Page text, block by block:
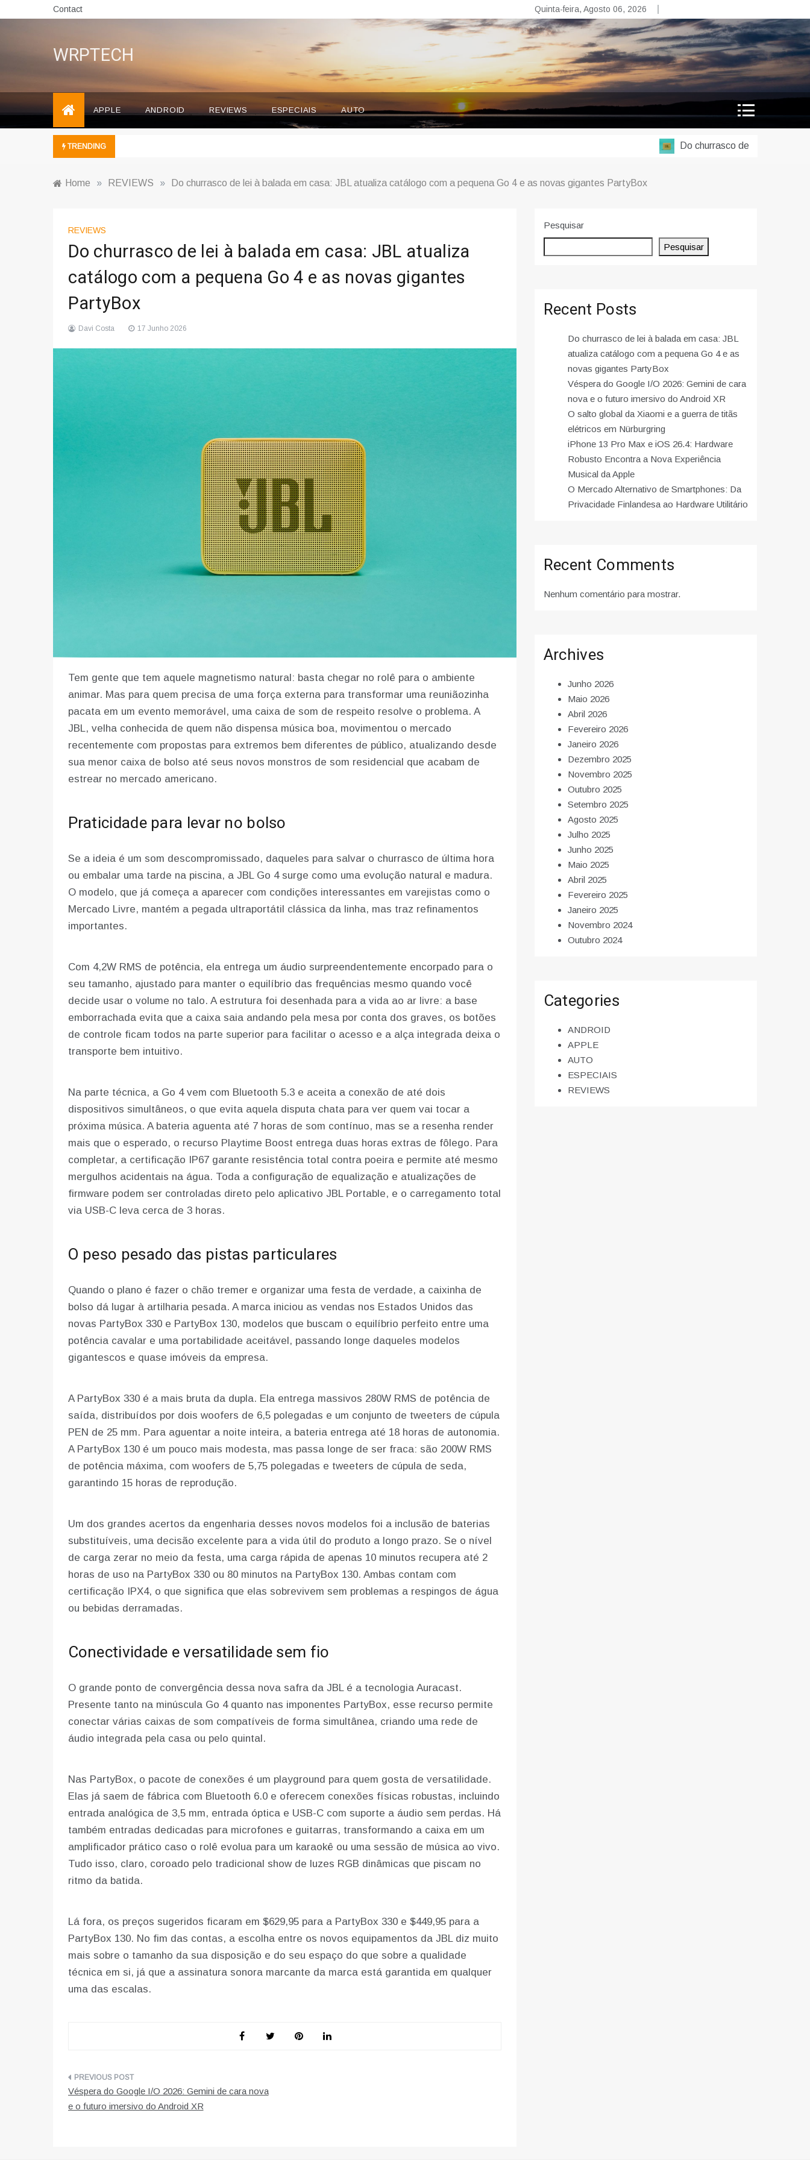
to
Contact Quinta-feira, Agosto 06, 2026
WRPTECH
APPLE ANDROID REVIEWS ESPECIAIS AUTO
TRENDING Do churrasco de lei à balada em
Home » REVIEWS » Do churrasco de lei à balada em casa: JBL atualiza catálogo com a pequena Go 4 e as novas gigantes PartyBox
REVIEWS
Do churrasco de lei à balada em casa: JBL atualiza
catálogo com a pequena Go 4 e as novas gigantes
PartyBox
Davi Costa 17 Junho 2026
Tem gente que tem aquele magnetismo natural: basta chegar no rolê para o ambiente
animar. Mas para quem precisa de uma força externa para transformar uma reuniãozinha
pacata em um evento memorável, uma caixa de som de respeito resolve o problema. A
JBL, velha conhecida de quem não dispensa música boa, movimentou o mercado
recentemente com propostas para extremos bem diferentes de público, atualizando desde
sua menor caixa de bolso até seus novos monstros de som residencial que acabam de
estrear no mercado americano.
Praticidade para levar no bolso
Se a ideia é um som descompromissado, daqueles para salvar o churrasco de última hora
ou embalar uma tarde na piscina, a JBL Go 4 surge como uma evolução natural e madura.
O modelo, que já começa a aparecer com condições interessantes em varejistas como o
Mercado Livre, mantém a pegada ultraportátil clássica da linha, mas traz refinamentos
importantes.
Com 4,2W RMS de potência, ela entrega um áudio surpreendentemente encorpado para o
seu tamanho, ajustado para manter o equilíbrio das frequências mesmo quando você
decide usar o volume no talo. A estrutura foi desenhada para a vida ao ar livre: a base
emborrachada evita que a caixa saia andando pela mesa por conta dos graves, os botões
de controle ficam todos na parte superior para facilitar o acesso e a alça integrada deixa o
transporte bem intuitivo.
Na parte técnica, a Go 4 vem com Bluetooth 5.3 e aceita a conexão de até dois
dispositivos simultâneos, o que evita aquela disputa chata para ver quem vai tocar a
próxima música. A bateria aguenta até 7 horas de som contínuo, mas se a resenha render
mais que o esperado, o recurso Playtime Boost entrega duas horas extras de fôlego. Para
completar, a certificação IP67 garante resistência total contra poeira e permite até mesmo
mergulhos acidentais na água. Toda a configuração de equalização e atualizações de
firmware podem ser controladas direto pelo aplicativo JBL Portable, e o carregamento total
via USB-C leva cerca de 3 horas.
O peso pesado das pistas particulares
Quando o plano é fazer o chão tremer e organizar uma festa de verdade, a caixinha de
bolso dá lugar à artilharia pesada. A marca iniciou as vendas nos Estados Unidos das
novas PartyBox 330 e PartyBox 130, modelos que buscam o equilíbrio perfeito entre uma
potência cavalar e uma portabilidade aceitável, passando longe daqueles modelos
gigantescos e quase imóveis da empresa.
A PartyBox 330 é a mais bruta da dupla. Ela entrega massivos 280W RMS de potência de
saída, distribuídos por dois woofers de 6,5 polegadas e um conjunto de tweeters de cúpula
PEN de 25 mm. Para aguentar a noite inteira, a bateria entrega até 18 horas de autonomia.
A PartyBox 130 é um pouco mais modesta, mas passa longe de ser fraca: são 200W RMS
de potência máxima, com woofers de 5,75 polegadas e tweeters de cúpula de seda,
garantindo 15 horas de reprodução.
Um dos grandes acertos da engenharia desses novos modelos foi a inclusão de baterias
substituíveis, uma decisão excelente para a vida útil do produto a longo prazo. Se o nível
de carga zerar no meio da festa, uma carga rápida de apenas 10 minutos recupera até 2
horas de uso na PartyBox 330 ou 80 minutos na PartyBox 130. Ambas contam com
certificação IPX4, o que significa que elas sobrevivem sem problemas a respingos de água
ou bebidas derramadas.
Conectividade e versatilidade sem fio
O grande ponto de convergência dessa nova safra da JBL é a tecnologia Auracast.
Presente tanto na minúscula Go 4 quanto nas imponentes PartyBox, esse recurso permite
conectar várias caixas de som compatíveis de forma simultânea, criando uma rede de
áudio integrada pela casa ou pelo quintal.
Nas PartyBox, o pacote de conexões é um playground para quem gosta de versatilidade.
Elas já saem de fábrica com Bluetooth 6.0 e oferecem conexões físicas robustas, incluindo
entrada analógica de 3,5 mm, entrada óptica e USB-C com suporte a áudio sem perdas. Há
também entradas dedicadas para microfones e guitarras, transformando a caixa em um
amplificador prático caso o rolê evolua para um karaokê ou uma sessão de música ao vivo.
Tudo isso, claro, coroado pelo tradicional show de luzes RGB dinâmicas que piscam no
ritmo da batida.
Lá fora, os preços sugeridos ficaram em $629,95 para a PartyBox 330 e $449,95 para a
PartyBox 130. No fim das contas, a escolha entre os novos equipamentos da JBL diz muito
mais sobre o tamanho da sua disposição e do seu espaço do que sobre a qualidade
técnica em si, já que a assinatura sonora marcante da marca está garantida em qualquer
uma das escalas.
Navegação
de
Véspera do Google I/O 2026: Gemini de cara nova
e o futuro imersivo do Android XR
Pesquisar
Pesquisar
Recent Posts
Do churrasco de lei à balada em casa: JBL
atualiza catálogo com a pequena Go 4 e as
novas gigantes PartyBox
Véspera do Google I/O 2026: Gemini de cara
nova e o futuro imersivo do Android XR
O salto global da Xiaomi e a guerra de titãs
elétricos em Nürburgring
iPhone 13 Pro Max e iOS 26.4: Hardware
Robusto Encontra a Nova Experiência
Musical da Apple
O Mercado Alternativo de Smartphones: Da
Privacidade Finlandesa ao Hardware Utilitário
Recent Comments
Nenhum comentário para mostrar.
Archives
Junho 2026
Maio 2026
Abril 2026
Fevereiro 2026
Janeiro 2026
Dezembro 2025
Novembro 2025
Outubro 2025
Setembro 2025
Agosto 2025
Julho 2025
Junho 2025
Maio 2025
Abril 2025
Fevereiro 2025
Janeiro 2025
Novembro 2024
Outubro 2024
Categories
ANDROID
APPLE
AUTO
ESPECIAIS
REVIEWS